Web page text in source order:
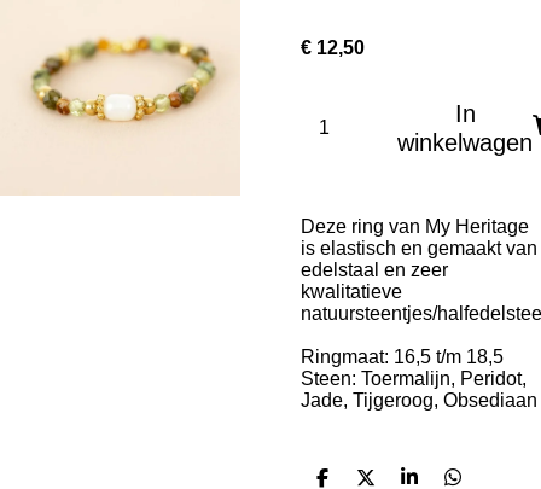
€ 12,50
In
winkelwagen
Deze ring van My Heritage
is elastisch en gemaakt van
edelstaal en zeer
kwalitatieve
natuursteentjes/
Ringmaat: 16,5 t/m 18,5
Steen: Toermalijn, Peridot,
Jade, Tijgeroog, Obsediaan
D
D
S
D